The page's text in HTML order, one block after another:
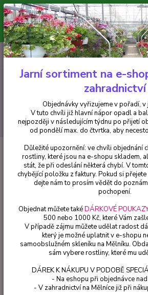
Minimální hodnota pro odeslání z e-
V tuto chvíli již hlavní nápor objednávek
nejpozději v následujícím týdnu po přijetí
vyřizujeme v pořadí, v jakém
CZK
+420 602 223 614
Trvalky Litodora diffusa – Kamejka
Litodora diffusa –
Jarní sortiment na e-
zahradnictví
Objednávky vyřizujeme v pořadí, v
V tuto chvíli již hlavní nápor opadl a
nejpozději v následujícím týdnu po přijetí
od pondělí max. do čtvrtka, aby
Důležité upozornění: ve chvíli objednání
rostliny, které jsou na e-shopu skladem,
stát, že při odeslání některá chybí. V
chybějící položku z faktury. Pokud si
dejte nám to prosím vědět do
pochopení.
Objednat můžete takéDÁRKOVÉ
500 nebo 1000 Kč, které Vám
V případě zájmu můžete udělat radost
který je možné uplatnit v e-shopu
samoobslužném skleníku na Mělníku.
sám vybere rostliny, které mu
DÁREK K NÁKUPU V PODOBĚ
- Na eshopu při objednávce
- V zahradnictví na Mělníce již při